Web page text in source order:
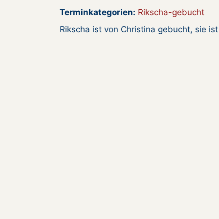
Terminkategorien: Rikscha-gebucht
Rikscha ist von Christina gebucht, sie